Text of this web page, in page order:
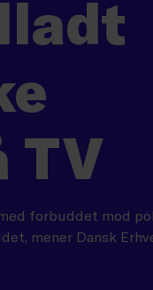
TV
forbuddet mod
mener Dansk